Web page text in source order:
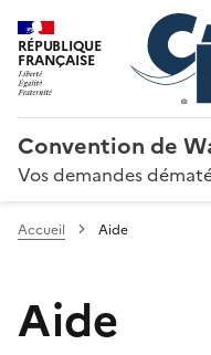
RÉPUBLIQUE
FRANÇAISE
Convention de
Vos demandes
Accueil Aide
Aide